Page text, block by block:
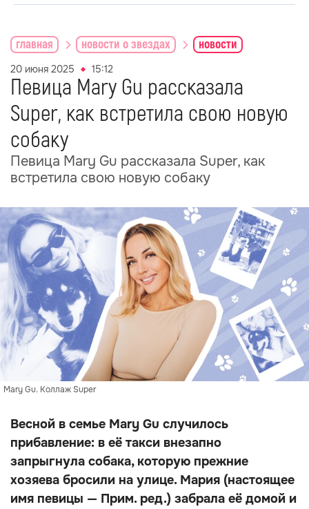
главная новости о звездах новости
20 июня 2025 15:12
Певица Mary Gu рассказала
Super, как встретила свою новую
собаку
Певица Mary Gu рассказала Super, как
встретила свою новую собаку
Mary Gu. Коллаж Super
Весной в семье Mary Gu случилось
прибавление: в её такси внезапно
запрыгнула собака, которую прежние
хозяева бросили на улице. Мария (настоящее
имя певицы — Прим. ред.) забрала её домой и